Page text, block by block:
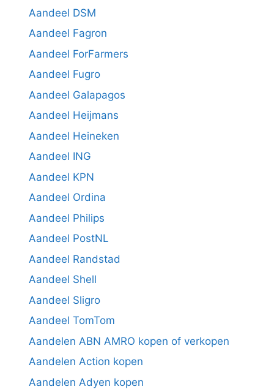
Aandeel DSM
Aandeel Fagron
Aandeel ForFarmers
Aandeel Fugro
Aandeel Galapagos
Aandeel Heijmans
Aandeel Heineken
Aandeel ING
Aandeel KPN
Aandeel Ordina
Aandeel Philips
Aandeel PostNL
Aandeel Randstad
Aandeel Shell
Aandeel Sligro
Aandeel TomTom
Aandelen ABN AMRO kopen of verkopen
Aandelen Action kopen
Aandelen Adyen kopen